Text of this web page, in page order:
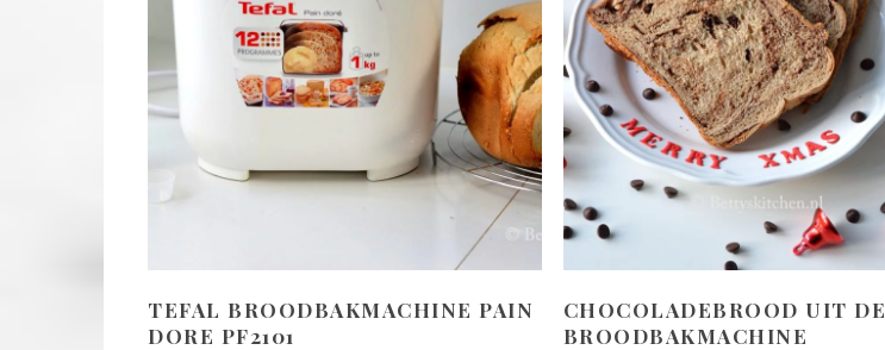
TEFAL BROODBAKMACHINE PAIN
DORE PF2101
CHOCOLADEBROOD UIT DE
BROODBAKMACHINE